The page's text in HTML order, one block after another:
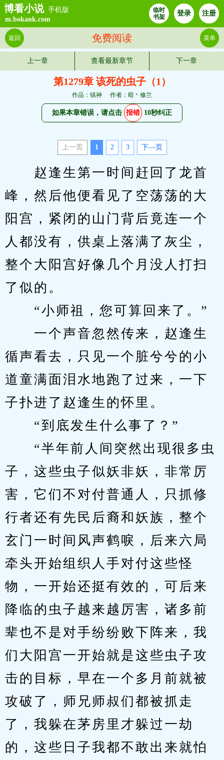
博看小说 手机版
m.bokank.com
临时
书架
登录 注册
免费阅读
返回 菜单
上一章 查看最新章节 下一章
第1279章 该死的虫子（1）
作品：镇神 作者：暗丶修兰
如果本章错误，请点击 报错 10秒纠正
上一页 1 2 3 下—页
赵逢生第一时间赶回了龙首
峰，然后他便看见了空荡荡的大
阳宫，紧闭的山门背后竟连一个
人都没有，供桌上落满了灰尘，
整个大阳宫好像几个月没人打扫
了似的。
“小师祖，您可算回来了。”
一个声音忽然传来，赵逢生
循声看去，只见一个脏兮兮的小
道童满面泪水地跑了过来，一下
子扑进了赵逢生的怀里。
“到底发生什么事了？”
“半年前人间突然出现很多虫
子，这些虫子似妖非妖，非常厉
害，它们不对付普通人，只抓修
行者还有先民后裔和妖族，整个
玄门一时间风声鹤唳，后来六局
牵头开始组织人手对付这些怪
物，一开始还挺有效的，可后来
降临的虫子越来越厉害，诸多前
辈也不是对手纷纷败下阵来，我
们大阳宫一开始就是这些虫子攻
击的目标，早在一个多月前就被
攻破了，师兄师叔们都被抓走
了，我躲在茅房里才躲过一劫
的，这些日子我都不敢出来就怕